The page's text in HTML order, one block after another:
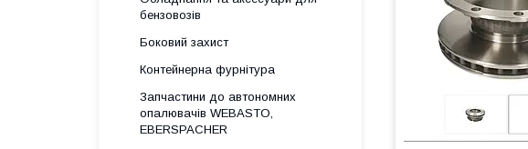
бензовозів
Боковий захист
Контейнерна фурнітура
Запчастини до автономних
опалювачів WEBASTO,
EBERSPACHER